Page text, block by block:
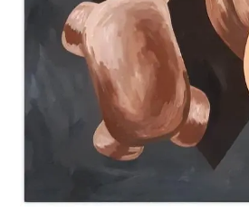
SCULPTURE
CONTACT